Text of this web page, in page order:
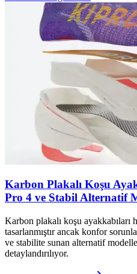
Karbon Plakalı Koşu
Pro 4 ve Stabil Alternatif
Karbon plakalı koşu ayakkabıları
tasarlanmıştır ancak konfor
ve stabilite sunan alternatif
detaylandırılıyor.